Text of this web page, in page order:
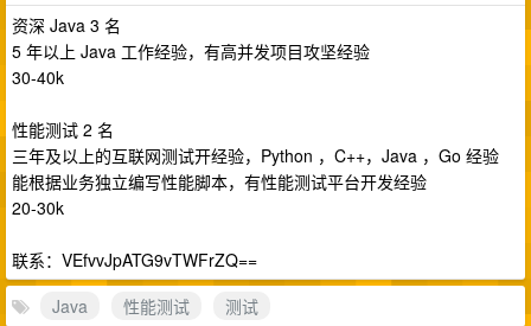
资深 Java 3 名
5 年以上 Java 工作经验，有高并发项目攻坚经验
30-40k
性能测试 2 名
三年及以上的互联网测试开经验，Python ，C++，Java ，Go 经验
能根据业务独立编写性能脚本，有性能测试平台开发经验
20-30k
联系：VEfvvJpATG9vTWFrZQ==
Java
性能测试
测试